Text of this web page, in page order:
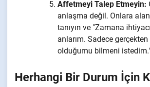
Affetmeyi Talep Etmeyin:
anlaşma değil. Onlara
tanıyın ve "Zamana
anlarım. Sadece
olduğumu bilmeni
Herhangi Bir Durum İçin